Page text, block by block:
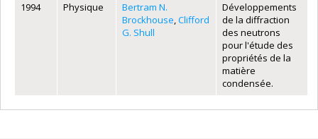
1994
Physique
Bertram N.
Brockhouse,Clifford
G. Shull
Développements
de la diffraction
des neutrons
pour l'étude des
propriétés de la
matière
condensée.